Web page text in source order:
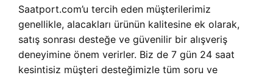
Saatport.com’u tercih eden müşterilerimiz
genellikle, alacakları ürünün kalitesine ek olarak,
satış sonrası desteğe ve güvenilir bir alışveriş
deneyimine önem verirler. Biz de 7 gün 24 saat
kesintisiz müşteri desteğimizle tüm soru ve